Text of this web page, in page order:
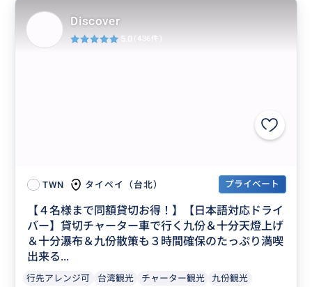
TWN タイペイ（台北） プライベート
【４名様まで同額貸切お得！】【日本語対応ドライ
バー】貸切チャーター車で行く九份＆十分天燈上げ
＆十分瀑布＆九份散策も３時間確保のたっぷり満喫
出来る...
行先アレンジ可 台湾観光 チャーター観光 九份観光
Discover
5.0 (436件)